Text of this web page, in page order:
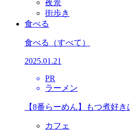
夜景
街歩き
食べる
食べる （すべて）
2025.01.21
PR
ラーメン
【8番らーめん】もつ煮好
カフェ